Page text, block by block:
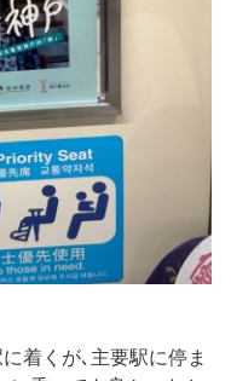
着くが､主要駅に停ま